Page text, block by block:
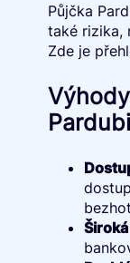
Půjčka
také rizika,
Zde je